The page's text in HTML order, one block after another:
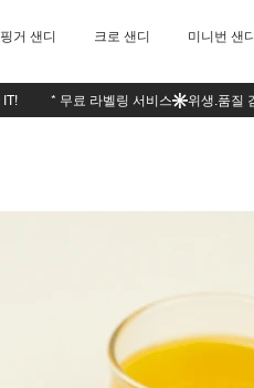
핑거 샌디 크로 샌디 미니번 샌디